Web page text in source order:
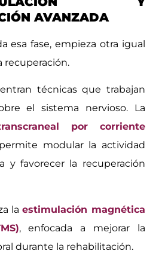
AVANZADA
esa fase, empieza otra igual
recuperación.
técnicas que trabajan
el sistema nervioso. La
por corriente
modular la actividad
y favorecer la recuperación
laestimulación magnética
, enfocada a mejorar la
durante la rehabilitación.